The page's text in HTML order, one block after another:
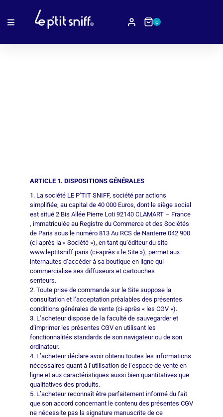
0
ARTICLE 1. DISPOSITIONS GÉNÉRALES
1. La société LE P’TIT SNIFF, société par actions
simplifiée, au capital de 40 000 Euros, dont le siège social
est situé 2 Bis Allée Pierre Loti 92140 CLAMART – France
, immatriculée au Registre du Commerce et des Sociétés
de Paris sous le numéro 813 Au RCS de Nanterre 042 900
(ci-après la « Société »), en tant qu’éditeur du site
www.leptitsniff.paris (ci-après « le Site »), permet aux
internautes d’accéder à sa boutique en ligne qui
commercialise ses diffuseurs et cartouches
senteurs.
2. Toute prise de commande sur le Site suppose la
consultation et l’acceptation préalables des présentes
conditions générales de vente (ci-après « les CGV »).
3. L’acheteur dispose de la faculté de sauvegarder et
d’imprimer les présentes CGV en utilisant les
fonctionnalités standards de son navigateur ou de son
ordinateur.
4. L’acheteur déclare avoir obtenu toutes les informations
nécessaires quant à l’utilisation de l’espace de vente en
ligne et aux caractéristiques aussi bien quantitatives que
qualitatives des produits.
5. L’acheteur reconnaît être parfaitement informé du fait
que son accord concernant le contenu des présentes CGV
ne nécessite pas la signature manuscrite de ce